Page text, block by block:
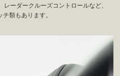
ーダークルーズコントロールなど、
類もあります。